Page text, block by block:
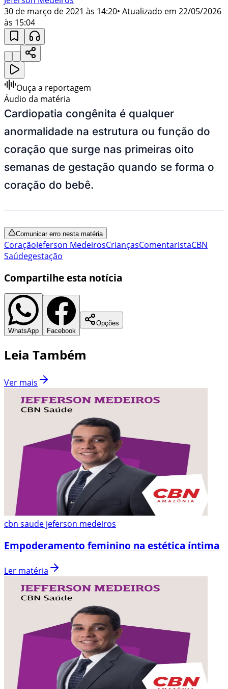
30 de março de 2021 às 14:20• Atualizado em 22/05/2026
às 15:04
Ouça a reportagem
Áudio da matéria
Cardiopatia congênita é qualquer
anormalidade na estrutura ou função do
coração que surge nas primeiras oito
semanas de gestação quando se forma o
coração do bebê.
Comunicar erro nesta matéria
CoraçãoJeferson MedeirosCriançasComentaristaCBN
Saúdegestação
Compartilhe esta notícia
WhatsApp Facebook
Opções
Leia Também
Ver mais
cbn saude jeferson medeiros
Empoderamento feminino na estética íntima
Ler matéria